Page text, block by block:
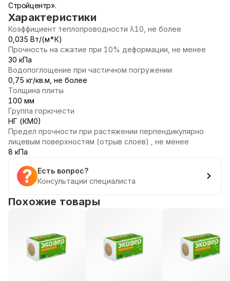
Стройцентр».
Характеристики
Коэффициент теплопроводности λ10, не более
0,035 Вт/(м*К)
Прочность на сжатие при 10% деформации, не менее
30 кПа
Водопоглощение при частичном погружении
0,75 кг/кв.м, не более
Толщина плиты
100 мм
Группа горючести
НГ (КМ0)
Предел прочности при растяжении перпендикулярно
лицевым поверхностям (отрыв слоев) , не менее
8 кПа
Есть вопрос?
Консультации специалиста
Похожие товары